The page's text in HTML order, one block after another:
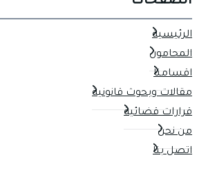
الرئيسية
المحامون
اقسامنا
مقالات وبحوث قانونية
قرارات قضائية
من نحن
اتصل بنا